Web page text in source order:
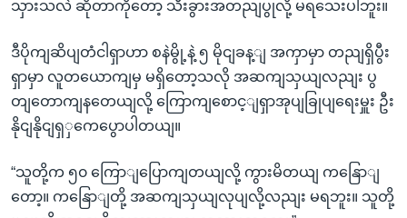
သှားသလဲ ဆိုတာကိုတော့ သီးခွားအတညျပွုလို့ မရသေးပါဘူး။
ဒီပိုကျဆိပျတံငါရှာဟာ စနဲမွို့နဲ့ ၅ မိုငျခန့ျ အကှာမှာ တညျရှိပွီး
ရှာမှာ လူတယောကျမှ မရှိတော့သလို အဆကျသှယျလညျး ပွ
တျတောကျနတေယျလို့ ကြောကျစောင့ျရှာအုပျခြုပျရေးမှူး ဦး
နိုငျနိုငျရှှကေပွောပါတယျ။
“သူတို့က ၅၀ ကြောျပြောကျတယျလို့ ကွားမိတယျ ကနြောျ
တော့။ ကနြောျတို့ အဆကျသှယျလုပျလို့လညျး မရဘူး။ သူတို့